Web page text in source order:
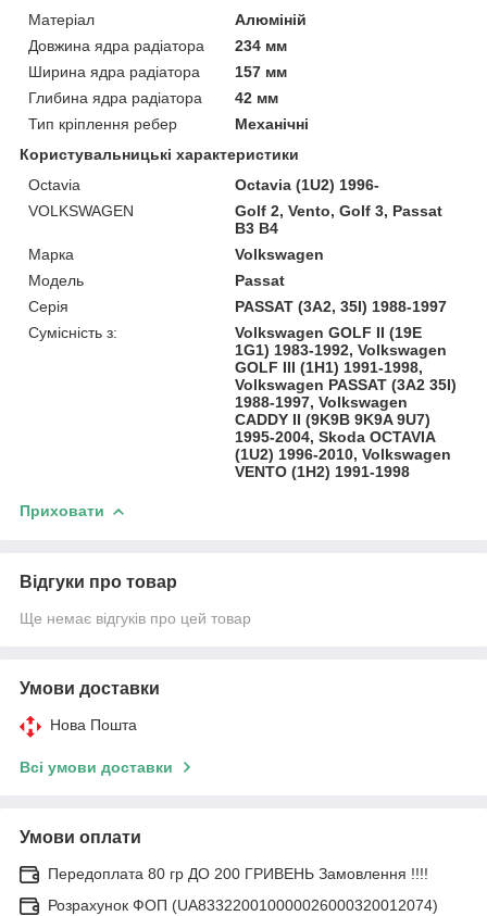
Матеріал
Алюміній
Довжина ядра радіатора
234 мм
Ширина ядра радіатора
157 мм
Глибина ядра радіатора
42 мм
Тип кріплення ребер
Механічні
Користувальницькі характеристики
Octavia
Octavia (1U2) 1996-
VOLKSWAGEN
Golf 2, Vento, Golf 3, Passat
B3 B4
Марка
Volkswagen
Модель
Passat
Серія
PASSAT (3A2, 35I) 1988-1997
Сумісність з:
Volkswagen GOLF II (19E
1G1) 1983-1992, Volkswagen
GOLF III (1H1) 1991-1998,
Volkswagen PASSAT (3A2 35I)
1988-1997, Volkswagen
CADDY II (9K9B 9K9A 9U7)
1995-2004, Skoda OCTAVIA
(1U2) 1996-2010, Volkswagen
VENTO (1H2) 1991-1998
Приховати
Відгуки про товар
Ще немає відгуків про цей товар
Умови доставки
Нова Пошта
Всі умови доставки
Умови оплати
Передоплата 80 гр ДО 200 ГРИВЕНЬ Замовлення !!!!
Розрахунок ФОП (UA833220010000026000320012074)